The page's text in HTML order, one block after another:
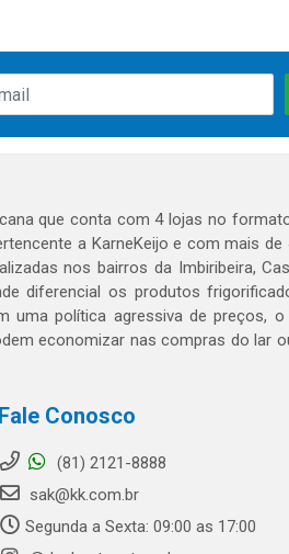
que conta com 4 lojas no
a KarneKeijo e com mais de
nos bairros da Imbiribeira,
diferencial os produtos
uma política agressiva de preços, o
economizar nas compras do lar
Fale Conosco
(81) 2121-8888
sak@kk.com.br
Segunda a Sexta: 09:00 as 17:00